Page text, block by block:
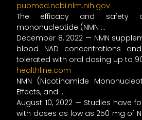
pubmed.ncbi.nlm.nih.gov
The efficacy and safety
mononucleotide (NMN …
December 8, 2022 — NMN
blood NAD concentrations
tolerated with oral dosing up to
healthline.com
NMN (Nicotinamide
Effects, and …
August 10, 2022 — Studies have
with doses as low as 250 mg of